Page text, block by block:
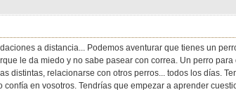
a distancia... Podemos aventurar que tienes un
le da miedo y no sabe pasear con correa. Un perro para
distintas, relacionarse con otros perros... todos los días.
en vosotros. Tendrías que empezar a aprender